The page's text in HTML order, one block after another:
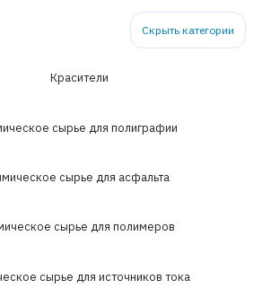
Скрыть категории
Красители
сырье для полиграфии
сырье для асфальта
сырье для полимеров
сырье для источников тока